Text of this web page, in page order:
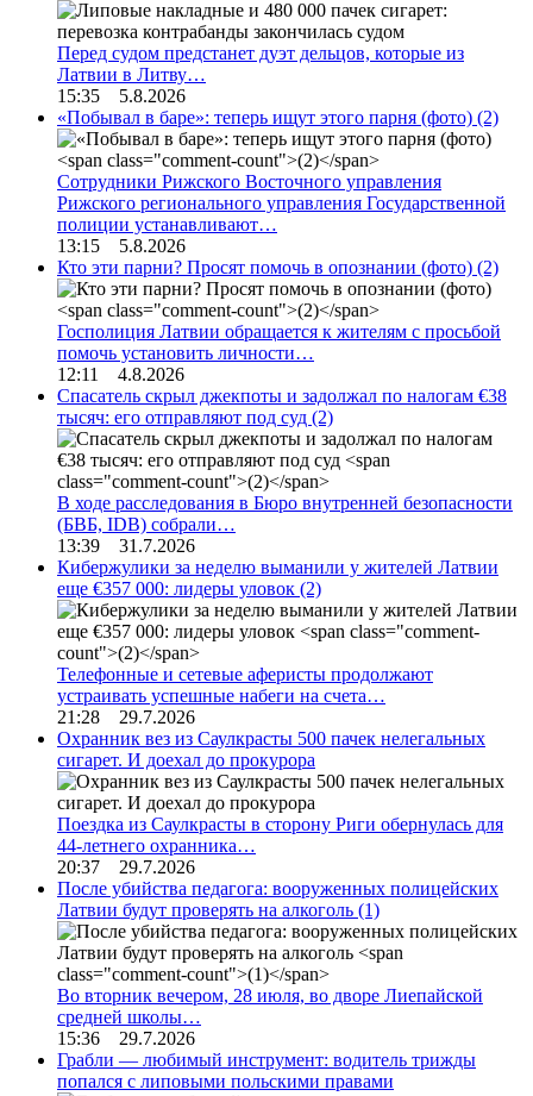
Перед судом предстанет дуэт дельцов, которые из
Латвии в Литву…
15:35 5.8.2026
«Побывал в баре»: теперь ищут этого парня (фото) (2)
Сотрудники Рижского Восточного управления
Рижского регионального управления Государственной
полиции устанавливают…
13:15 5.8.2026
Кто эти парни? Просят помочь в опознании (фото) (2)
Госполиция Латвии обращается к жителям с просьбой
помочь установить личности…
12:11 4.8.2026
Спасатель скрыл джекпоты и задолжал по налогам €38
тысяч: его отправляют под суд (2)
В ходе расследования в Бюро внутренней безопасности
(БВБ, IDB) собрали…
13:39 31.7.2026
Кибержулики за неделю выманили у жителей Латвии
еще €357 000: лидеры уловок (2)
Телефонные и сетевые аферисты продолжают
устраивать успешные набеги на счета…
21:28 29.7.2026
Охранник вез из Саулкрасты 500 пачек нелегальных
сигарет. И доехал до прокурора
Поездка из Саулкрасты в сторону Риги обернулась для
44-летнего охранника…
20:37 29.7.2026
После убийства педагога: вооруженных полицейских
Латвии будут проверять на алкоголь (1)
Во вторник вечером, 28 июля, во дворе Лиепайской
средней школы…
15:36 29.7.2026
Грабли — любимый инструмент: водитель трижды
попался с липовыми польскими правами